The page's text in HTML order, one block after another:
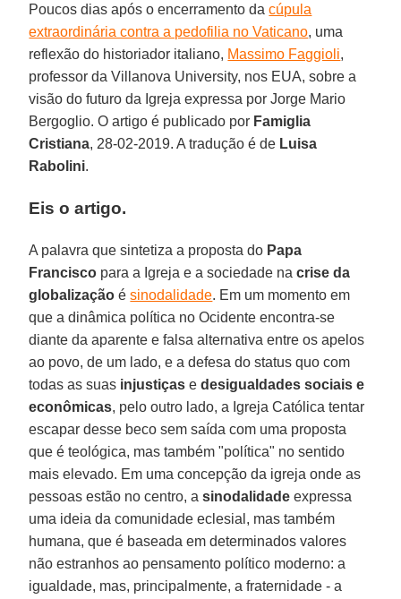
Poucos dias após o encerramento dacúpula
extraordinária contra a pedofilia no Vaticano, uma
reflexão do historiador italiano, Massimo Faggioli,
professor da Villanova University, nos EUA, sobre a
visão do futuro da Igreja expressa por Jorge Mario
Bergoglio. O artigo é publicado por Famiglia
Cristiana, 28-02-2019. A tradução é de Luisa
Rabolini.
Eis o artigo.
A palavra que sintetiza a proposta do Papa
Francisco para a Igreja e a sociedade na crise da
globalização ésinodalidade. Em um momento em
que a dinâmica política no Ocidente encontra-se
diante da aparente e falsa alternativa entre os apelos
ao povo, de um lado, e a defesa do status quo com
todas as suas injustiças edesigualdades sociais e
econômicas, pelo outro lado, a Igreja Católica tentar
escapar desse beco sem saída com uma proposta
que é teológica, mas também "política" no sentido
mais elevado. Em uma concepção da igreja onde as
pessoas estão no centro, asinodalidade expressa
uma ideia da comunidade eclesial, mas também
humana, que é baseada em determinados valores
não estranhos ao pensamento político moderno: a
igualdade, mas, principalmente, a fraternidade - a